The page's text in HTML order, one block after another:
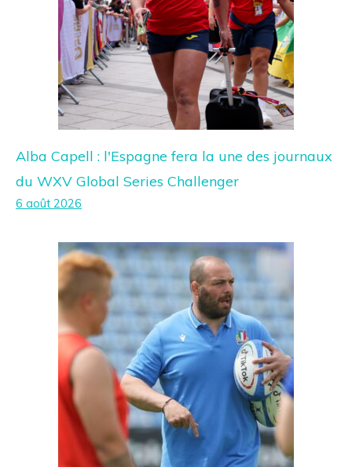
Alba Capell : l'Espagne fera la une des journaux
du WXV Global Series Challenger
6 août 2026